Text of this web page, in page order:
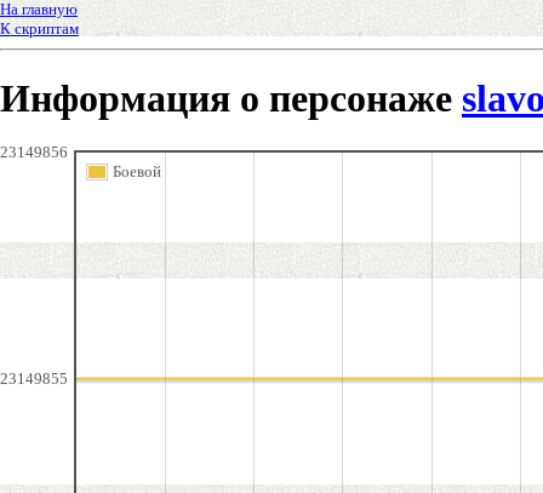
На главную
К скриптам
Информация о персонаже
23149855
23149856
Боевой